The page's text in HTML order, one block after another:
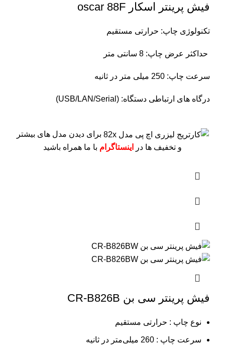
فیش پرینتر اسکار oscar 88F
تکنولوژی چاپ: حرارتی مستقیم
حداکثر عرض چاپ: 8 سانتی متر
سرعت چاپ: 250 میلی متر در ثانیه
درگاه های ارتباطی دستگاه: (USB/LAN/Serial)
برای دیدن مدل های بیشتر
و تخفیف ها در
اینستاگرام با ما همراه باشید
فیش پرینتر سی بن CR-B826B
نوع چاپ : حرارتی مستقیم
سرعت چاپ : 260 میلی‌متر در ثانیه